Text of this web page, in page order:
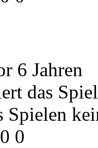
6 Jahren
das
Spielen
0 0